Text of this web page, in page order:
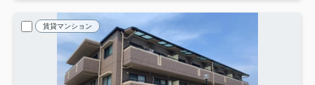
賃貸マンション